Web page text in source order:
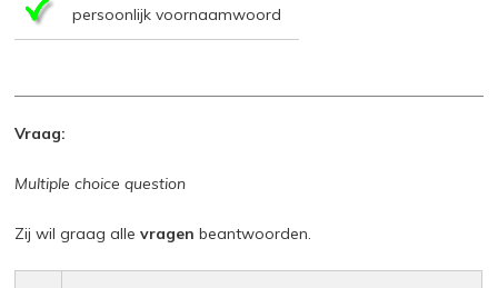
persoonlijk voornaamwoord
Vraag:
Multiple choice question
Zij wil graag allevragen beantwoorden.